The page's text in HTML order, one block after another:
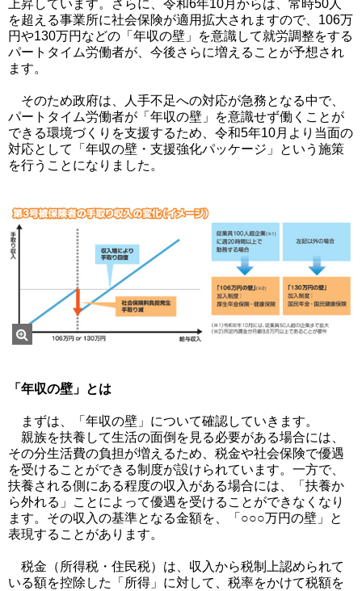
上昇しています。さらに、令和6年10月からは、常時50人
を超える事業所に社会保険が適用拡大されますので、106万
円や130万円などの「年収の壁」を意識して就労調整をする
パートタイム労働者が、今後さらに増えることが予想され
ます。
そのため政府は、人手不足への対応が急務となる中で、
パートタイム労働者が「年収の壁」を意識せず働くことが
できる環境づくりを支援するため、令和5年10月より当面の
対応として「年収の壁・支援強化パッケージ」という施策
を行うことになりました。
「年収の壁」とは
まずは、「年収の壁」について確認していきます。
親族を扶養して生活の面倒を見る必要がある場合には、
その分生活費の負担が増えるため、税金や社会保険で優遇
を受けることができる制度が設けられています。一方で、
扶養される側にある程度の収入がある場合には、「扶養か
ら外れる」ことによって優遇を受けることができなくなり
ます。その収入の基準となる金額を、「○○○万円の壁」と
表現することがあります。
税金（所得税・住民税）は、収入から税制上認められて
いる額を控除した「所得」に対して、税率をかけて税額を